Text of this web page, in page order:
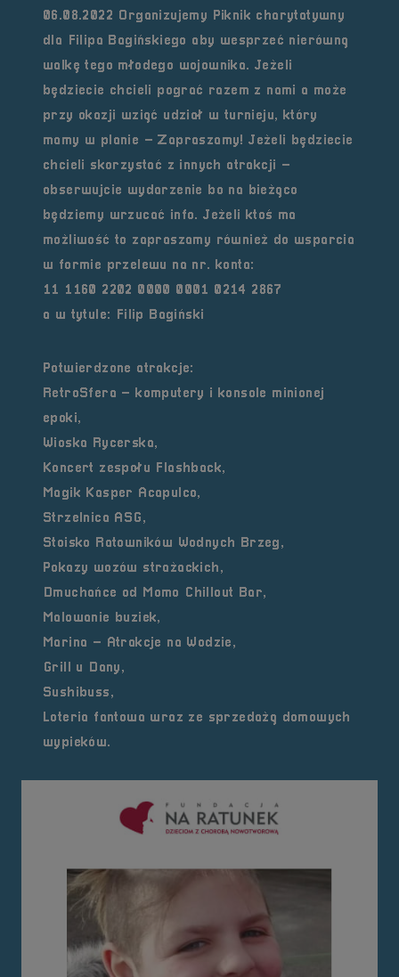
06.08.2022 Organizujemy Piknik charytatywny
dla Filipa Bagińskiego aby wesprzeć nierówną
walkę tego młodego wojownika. Jeżeli
będziecie chcieli pograć razem z nami a może
przy okazji wziąć udział w turnieju, który
mamy w planie – Zapraszamy! Jeżeli będziecie
chcieli skorzystać z innych atrakcji –
obserwujcie wydarzenie bo na bieżąco
będziemy wrzucać info. Jeżeli ktoś ma
możliwość to zapraszamy również do wsparcia
w formie przelewu na nr. konta:
11 1160 2202 0000 0001 0214 2867
a w tytule: Filip Bagiński
Potwierdzone atrakcje:
RetroSfera – komputery i konsole minionej
epoki,
Wioska Rycerska,
Koncert zespołu Flashback,
Magik Kasper Acapulco,
Strzelnica ASG,
Stoisko Ratowników Wodnych Brzeg,
Pokazy wozów strażackich,
Dmuchańce od Momo Chillout Bar,
Malowanie buziek,
Marina – Atrakcje na Wodzie,
Grill u Dany,
Sushibuss,
Loteria fantowa wraz ze sprzedażą domowych
wypieków.